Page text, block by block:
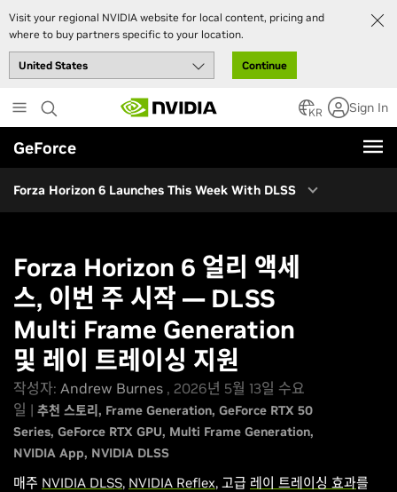
Visit your regional NVIDIA website for local content, pricing and
where to buy partners specific to your location.
Continue
to
main
content
KR Sign In
GeForce
Forza Horizon 6 Launches This Week With DLSS
Subnautica 2 Launches May 14th
Blades of Fire Launches May 14th
007 First Light GeForce RTX 50 시리즈 번들 지금 이용 가능
007 First Light: 커스텀 GPU, 게임 코드 등 다양한 경품 획득 기회
Resident Evil Requiem: Leon Must Die Forever 출시
NVIDIA에서 만나는 PRAGMATA는 “상상을 초월하는” 경험을 선사합니
다.
더 많은 RTX 게임들이 계속해서 추가될 예정입니다.
Forza Horizon 6 얼리 액세
스, 이번 주 시작 — DLSS
Multi Frame Generation
및 레이 트레이싱 지원
작성자: Andrew Burnes , 2026년 5월 13일 수요
일 | 추천 스토리 Frame Generation GeForce RTX 50
Series GeForce RTX GPU Multi Frame Generation
NVIDIA App NVIDIA DLSS
매주 NVIDIA DLSS, NVIDIA Reflex, 고급 레이 트레이싱 효과를